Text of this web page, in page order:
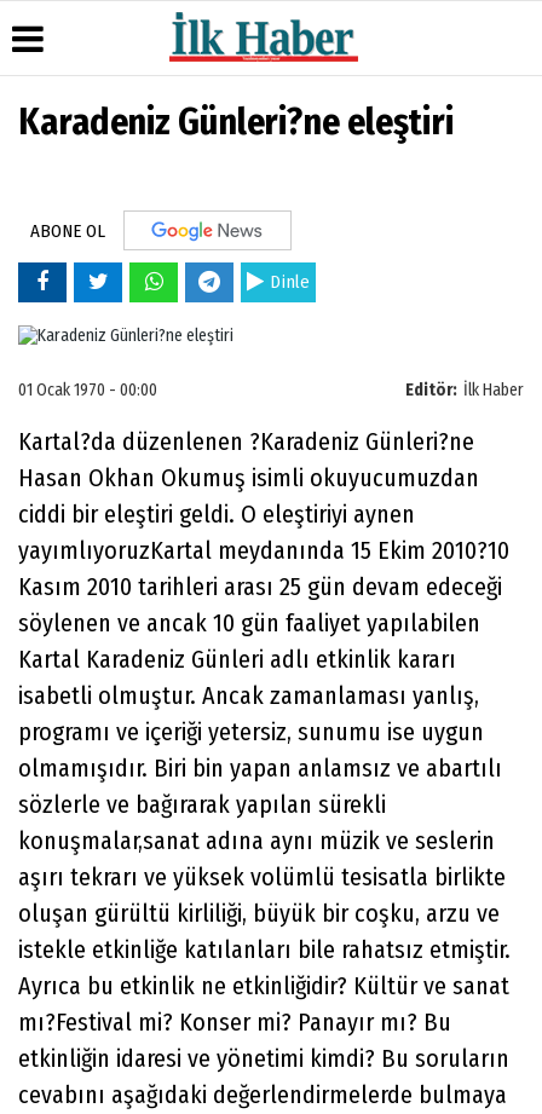
Gazete
Arşivi
Günün
Manşetleri
Anketler
Biyografiler
Foto
Galeri
Karadeniz Günleri?ne eleştiri
ABONE OL
Dinle
Editör: İlk Haber
01 Ocak 1970 - 00:00
Kartal?da düzenlenen ?Karadeniz Günleri?ne
Hasan Okhan Okumuş isimli okuyucumuzdan
ciddi bir eleştiri geldi. O eleştiriyi aynen
yayımlıyoruzKartal meydanında 15 Ekim 2010?10
Kasım 2010 tarihleri arası 25 gün devam edeceği
söylenen ve ancak 10 gün faaliyet yapılabilen
Kartal Karadeniz Günleri adlı etkinlik kararı
isabetli olmuştur. Ancak zamanlaması yanlış,
programı ve içeriği yetersiz, sunumu ise uygun
olmamışıdır. Biri bin yapan anlamsız ve abartılı
sözlerle ve bağırarak yapılan sürekli
konuşmalar,sanat adına aynı müzik ve seslerin
aşırı tekrarı ve yüksek volümlü tesisatla birlikte
oluşan gürültü kirliliği, büyük bir coşku, arzu ve
istekle etkinliğe katılanları bile rahatsız etmiştir.
Ayrıca bu etkinlik ne etkinliğidir? Kültür ve sanat
mı?Festival mi? Konser mi? Panayır mı? Bu
etkinliğin idaresi ve yönetimi kimdi? Bu soruların
cevabını aşağıdaki değerlendirmelerde bulmaya